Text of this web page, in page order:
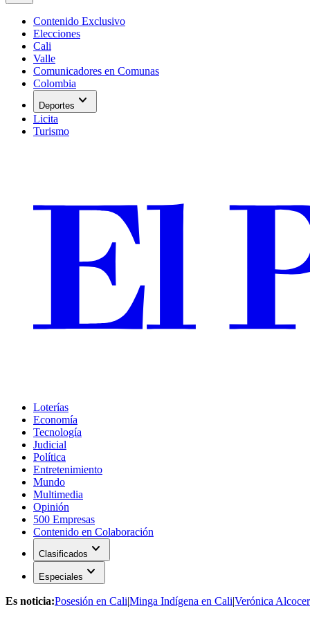
Contenido Exclusivo
Elecciones
Cali
Valle
Comunicadores en Comunas
Colombia
Deportes expand_more
Licita
Turismo
Loterías
Economía
Tecnología
Judicial
Política
Entretenimiento
Mundo
Multimedia
Opinión
500 Empresas
Contenido en Colaboración
Clasificados expand_more
Especiales expand_more
Es noticia:Posesión en Cali|Minga Indígena en Cali|Verónica Alcocer